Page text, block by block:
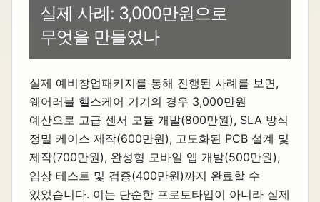
실제 사례: 3,000만원으로
무엇을 만들었나
실제 예비창업패키지를 통해 진행된 사례를 보면,
웨어러블 헬스케어 기기의 경우 3,000만원
예산으로 고급 센서 모듈 개발(800만원), SLA 방식
정밀 케이스 제작(600만원), 고도화된 PCB 설계 및
제작(700만원), 완성형 모바일 앱 개발(500만원),
임상 테스트 및 검증(400만원)까지 완료할 수
있었습니다. 이는 단순한 프로토타입이 아니라 실제